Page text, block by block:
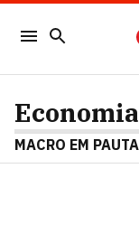
Economia
MACRO EM PAUTA